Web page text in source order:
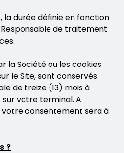
la durée définie en fonction
de traitement
la Société ou les cookies
le Site, sont conservés
de treize (13) mois à
votre terminal. A
votre consentement sera à
?